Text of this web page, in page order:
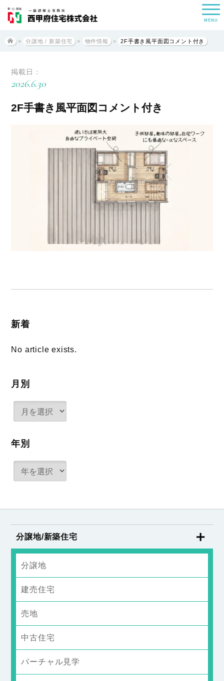
MENU
> 分譲地 / 新築住宅 > 物件情報 > 2F手書き風平面図コメント付き
掲載日：
2026.6.30
2F手書き風平面図コメント付き
新着
No article exists.
月別
年別
分譲地/新築住宅
分譲地
建売住宅
売地
中古住宅
バーチャル見学